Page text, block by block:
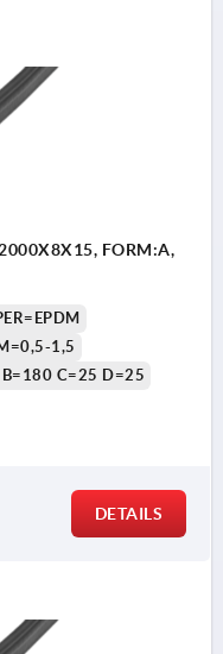
FORM:A,
1,5
B=180 C=25 D=25
DETAILS